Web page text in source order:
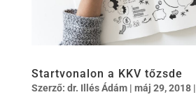
Startvonalon a KKV tőzsde
Szerző: dr. Illés Ádám| máj 29, 2018|